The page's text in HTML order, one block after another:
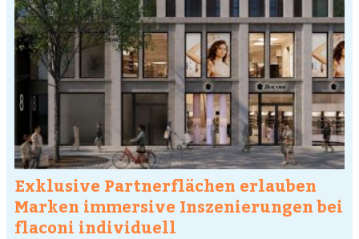
Exklusive Partnerflächen erlauben
Marken immersive Inszenierungen bei
flaconi individuell